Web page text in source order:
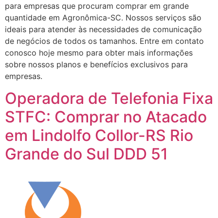
para empresas que procuram comprar em grande
quantidade em Agronômica-SC. Nossos serviços são
ideais para atender às necessidades de comunicação
de negócios de todos os tamanhos. Entre em contato
conosco hoje mesmo para obter mais informações
sobre nossos planos e benefícios exclusivos para
empresas.
Operadora de Telefonia Fixa
STFC: Comprar no Atacado
em Lindolfo Collor-RS Rio
Grande do Sul DDD 51